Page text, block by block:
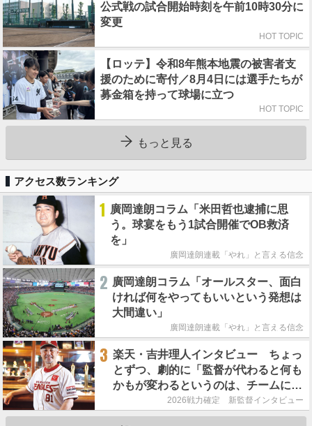
公式戦の試合開始時刻を午前10時30分に
変更
HOT TOPIC
【ロッテ】令和8年熊本地震の被害者支
援のために寄付／8月4日には選手たちが
募金箱を持って球場に立つ
HOT TOPIC
もっと見る
アクセス数ランキング
1 廣岡達朗コラム「米田哲也逮捕に思
う。球宴をもう1試合開催でOB救済
を」
廣岡達朗連載「やれ」と言える信念
2 廣岡達朗コラム「オールスター、面白
ければ何をやってもいいという発想は
大間違い」
廣岡達朗連載「やれ」と言える信念
3 楽天・吉井理人インタビュー ちょっ
とずつ、劇的に「監督が代わると何も
かもが変わるというのは、チームにと
って良くないことなんです」
2026戦力確定 新監督インタビュー